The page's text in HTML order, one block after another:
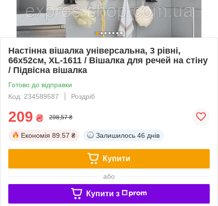
Настінна вішалка універсальна, 3 рівні,
66х52см, XL-1611 / Вішалка для речей на стіну
/ Підвісна вішалка
Готово до відправки
Код: 234589587
Роздріб
209 ₴ 298,57 ₴
Економія 89.57 ₴ Залишилось 46 днів
Купити
або
Купити з